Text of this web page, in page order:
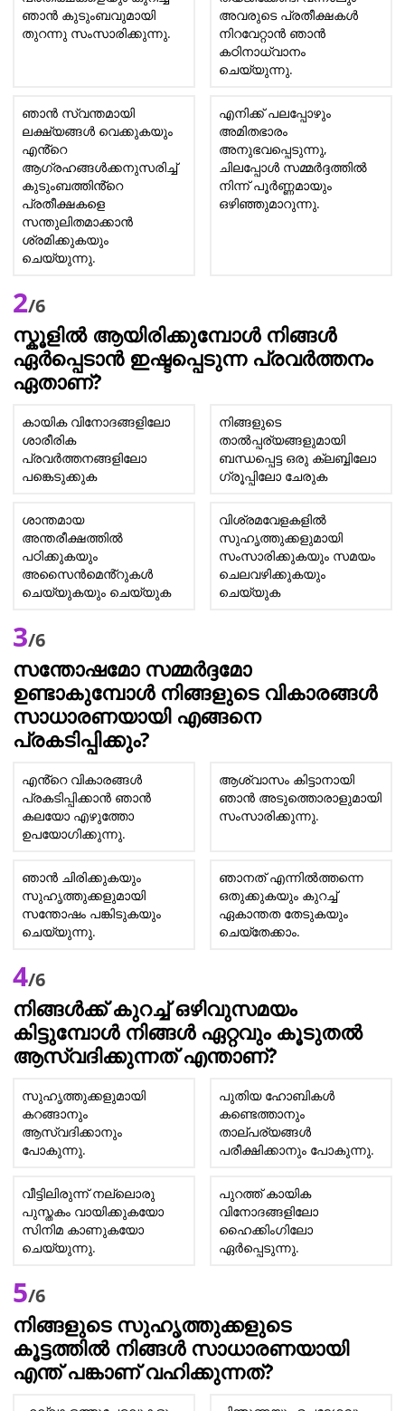
ഞാൻ കുടുംബവുമായി
തുറന്നു സംസാരിക്കുന്നു.
അവരുടെ പ്രതീക്ഷകൾ
നിറവേറ്റാൻ ഞാൻ
കഠിനാധ്വാനം
ചെയ്യുന്നു.
ഞാൻ സ്വന്തമായി
ലക്ഷ്യങ്ങൾ വെക്കുകയും
എൻ്റെ
ആഗ്രഹങ്ങൾക്കനുസരിച്ച്
കുടുംബത്തിൻ്റെ
പ്രതീക്ഷകളെ
സന്തുലിതമാക്കാൻ
ശ്രമിക്കുകയും
ചെയ്യുന്നു.
എനിക്ക് പലപ്പോഴും
അമിതഭാരം
അനുഭവപ്പെടുന്നു,
ചിലപ്പോൾ സമ്മർദ്ദത്തിൽ
നിന്ന് പൂർണ്ണമായും
ഒഴിഞ്ഞുമാറുന്നു.
2/6
സ്കൂളിൽ ആയിരിക്കുമ്പോൾ നിങ്ങൾ
ഏർപ്പെടാൻ ഇഷ്ടപ്പെടുന്ന പ്രവർത്തനം
ഏതാണ്?
കായിക വിനോദങ്ങളിലോ
ശാരീരിക
പ്രവർത്തനങ്ങളിലോ
പങ്കെടുക്കുക
നിങ്ങളുടെ
താൽപ്പര്യങ്ങളുമായി
ബന്ധപ്പെട്ട ഒരു ക്ലബ്ബിലോ
ഗ്രൂപ്പിലോ ചേരുക
ശാന്തമായ
അന്തരീക്ഷത്തിൽ
പഠിക്കുകയും
അസൈൻമെൻ്റുകൾ
ചെയ്യുകയും ചെയ്യുക
വിശ്രമവേളകളിൽ
സുഹൃത്തുക്കളുമായി
സംസാരിക്കുകയും സമയം
ചെലവഴിക്കുകയും
ചെയ്യുക
3/6
സന്തോഷമോ സമ്മർദ്ദമോ
ഉണ്ടാകുമ്പോൾ നിങ്ങളുടെ വികാരങ്ങൾ
സാധാരണയായി എങ്ങനെ
പ്രകടിപ്പിക്കും?
എൻ്റെ വികാരങ്ങൾ
പ്രകടിപ്പിക്കാൻ ഞാൻ
കലയോ എഴുത്തോ
ഉപയോഗിക്കുന്നു.
ആശ്വാസം കിട്ടാനായി
ഞാൻ അടുത്തൊരാളുമായി
സംസാരിക്കുന്നു.
ഞാൻ ചിരിക്കുകയും
സുഹൃത്തുക്കളുമായി
സന്തോഷം പങ്കിടുകയും
ചെയ്യുന്നു.
ഞാനത് എന്നിൽത്തന്നെ
ഒതുക്കുകയും കുറച്ച്
ഏകാന്തത തേടുകയും
ചെയ്തേക്കാം.
4/6
നിങ്ങൾക്ക് കുറച്ച് ഒഴിവുസമയം
കിട്ടുമ്പോൾ നിങ്ങൾ ഏറ്റവും കൂടുതൽ
ആസ്വദിക്കുന്നത് എന്താണ്?
സുഹൃത്തുക്കളുമായി
കറങ്ങാനും
ആസ്വദിക്കാനും
പോകുന്നു.
പുതിയ ഹോബികൾ
കണ്ടെത്താനും
താല്പര്യങ്ങൾ
പരീക്ഷിക്കാനും പോകുന്നു.
വീട്ടിലിരുന്ന് നല്ലൊരു
പുസ്തകം വായിക്കുകയോ
സിനിമ കാണുകയോ
ചെയ്യുന്നു.
പുറത്ത് കായിക
വിനോദങ്ങളിലോ
ഹൈക്കിംഗിലോ
ഏർപ്പെടുന്നു.
5/6
നിങ്ങളുടെ സുഹൃത്തുക്കളുടെ
കൂട്ടത്തിൽ നിങ്ങൾ സാധാരണയായി
എന്ത് പങ്കാണ് വഹിക്കുന്നത്?